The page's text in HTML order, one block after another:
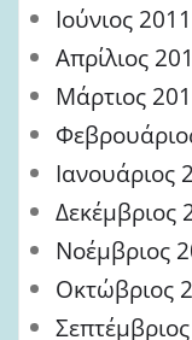
Ιούνιος 2011
Απρίλιος
Μάρτιος
Ιανουάριος
Δεκέμβριος
Νοέμβριος
Οκτώβριος